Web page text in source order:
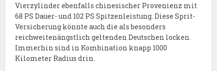
Vierzylinder ebenfalls chinesischer Provenienz mit
68 PS Dauer- und 102 PS Spitzenleistung. Diese Sprit-
Versicherung könnte auch die als besonders
reichweitenängstlich geltenden Deutschen locken.
Immerhin sind in Kombination knapp 1000
Kilometer Radius drin.